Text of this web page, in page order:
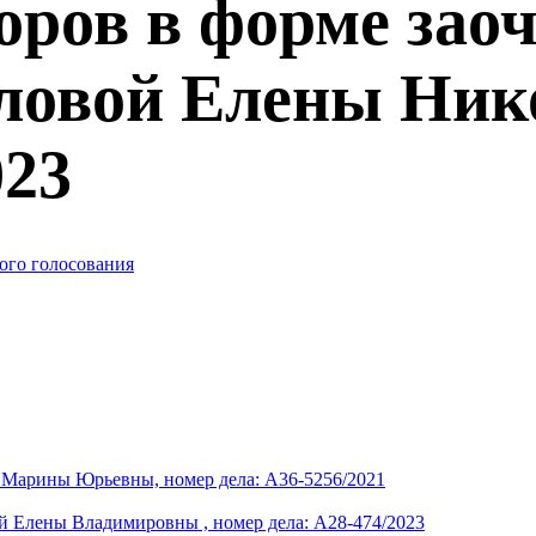
в форме
Елены
голосования
Марины Юрьевны, номер дела: А36-5256/2021
Елены Владимировны , номер дела: А28-474/2023